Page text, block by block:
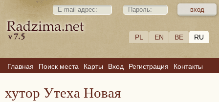
PL EN BE RU
Главная Поиск места Карты Вход Регистрация Контакты
хутор Утеха Новая